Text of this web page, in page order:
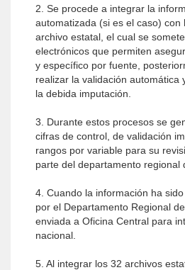
2. Se procede a integrar la
automatizada (si es el caso) con
archivo estatal, el cual se
electrónicos que permiten
y específico por fuente,
realizar la validación automática
la debida imputación.
3. Durante estos procesos se
cifras de control, de validación
rangos por variable para su
parte del departamento regional
4. Cuando la información ha
por el Departamento Regional
enviada a Oficina Central para
nacional.
5. Al integrar los 32 archivos